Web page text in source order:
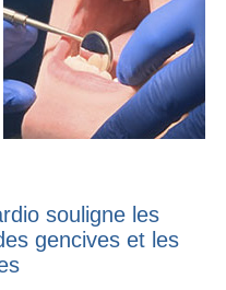
souligne les
gencives et les